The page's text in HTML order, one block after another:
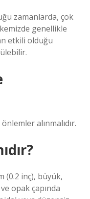
zamanlarda, çok
genellikle
etkili olduğu
alınmalıdır.
(0.2 inç), büyük,
opak çapında